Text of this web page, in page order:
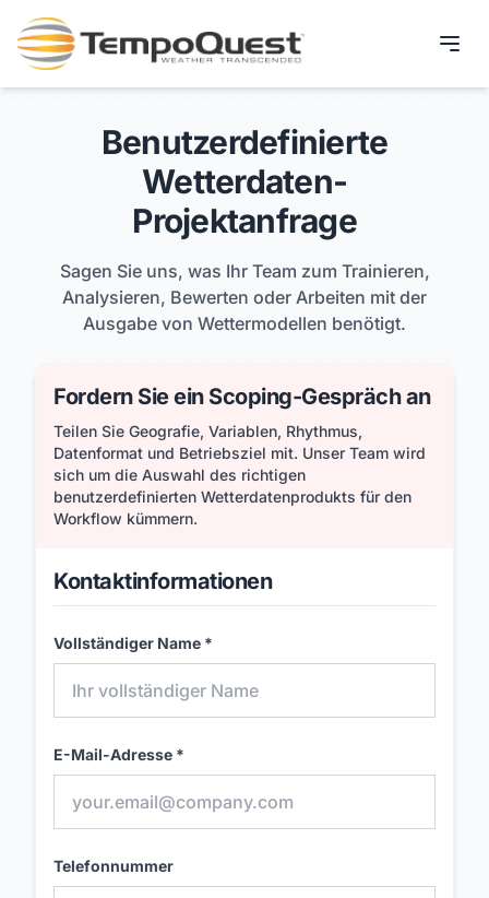
Lösungen
Unser Team
Einblicke
Kontakt
Benutzerdefinierte
Wetterdaten-
Projektanfrage
Sagen Sie uns, was Ihr Team zum Trainieren,
Analysieren, Bewerten oder Arbeiten mit der
Ausgabe von Wettermodellen benötigt.
Fordern Sie ein Scoping-Gespräch an
Teilen Sie Geografie, Variablen, Rhythmus,
Datenformat und Betriebsziel mit. Unser Team wird
sich um die Auswahl des richtigen
benutzerdefinierten Wetterdatenprodukts für den
Workflow kümmern.
Kontaktinformationen
Vollständiger Name *
E-Mail-Adresse *
Telefonnummer